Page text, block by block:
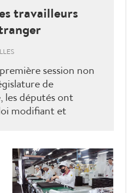
travailleurs
session non
de
les députés ont
modifiant et
plusieurs mesures
de l’État, à
et à mieux